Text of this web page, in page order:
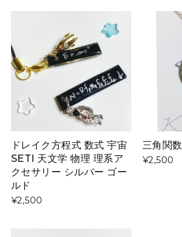
ドレイク方程式 数式 宇宙
SETI 天文学 物理 理系ア
クセサリー シルバー ゴー
ルド
¥2,500
三角関数
¥2,500